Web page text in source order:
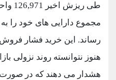
طی
رساند. این خرید فشار
هنوز نتوانسته روند نزولی
هشدار می دهند که در
بدون پیش شماره
کانال بله